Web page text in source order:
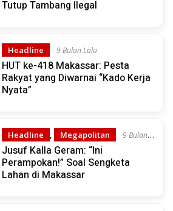
Tutup Tambang Ilegal
Headline 9 Bulan Lalu
HUT ke-418 Makassar: Pesta
Rakyat yang Diwarnai “Kado Kerja
Nyata”
Headline , Megapolitan
9 Bulan
Lalu
Jusuf Kalla Geram: “Ini
Perampokan!” Soal Sengketa
Lahan di Makassar